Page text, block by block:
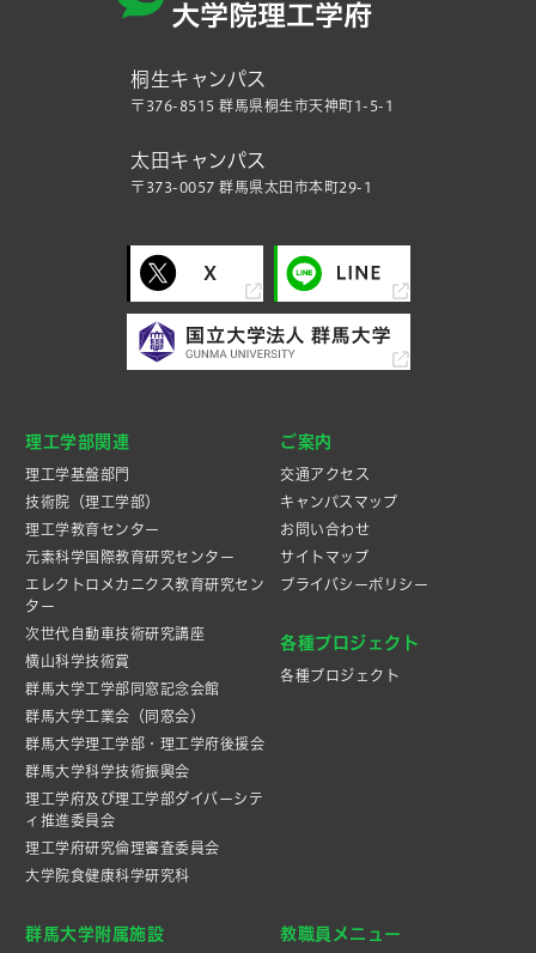
桐生キャンパス
〒376-8515 群馬県桐生市天神町1-5-1
太田キャンパス
〒373-0057 群馬県太田市本町29-1
理工学部関連
理工学基盤部門
技術院（理工学部）
理工学教育センター
元素科学国際教育研究センター
エレクトロメカニクス教育研究セン
ター
次世代自動車技術研究講座
横山科学技術賞
群馬大学工学部同窓記念会館
群馬大学工業会（同窓会）
群馬大学理工学部・理工学府後援会
群馬大学科学技術振興会
理工学府及び理工学部ダイバーシテ
ィ推進委員会
理工学府研究倫理審査委員会
大学院食健康科学研究科
ご案内
交通アクセス
キャンパスマップ
お問い合わせ
サイトマップ
プライバシーポリシー
各種プロジェクト
各種プロジェクト
群馬大学附属施設 教職員メニュー